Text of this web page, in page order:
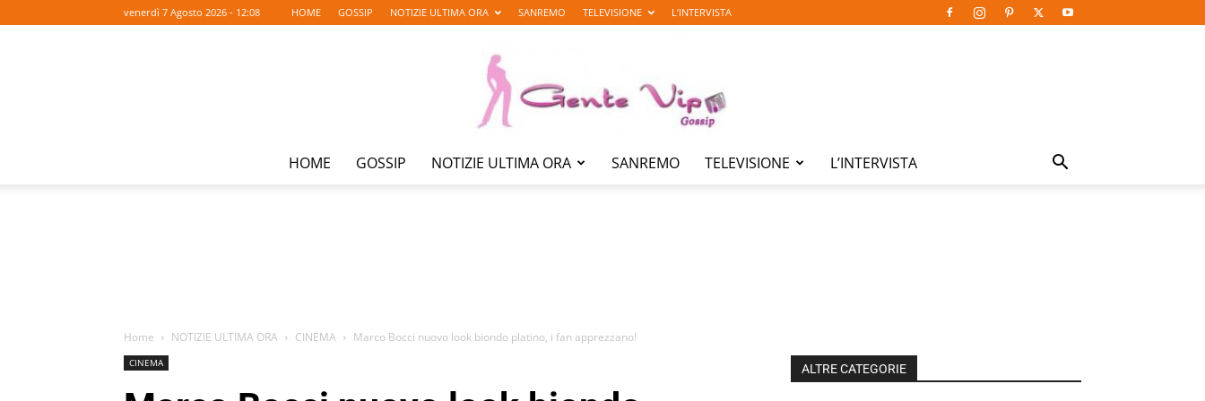
venerdì 7 Agosto 2026 - 12:08 HOME GOSSIP NOTIZIE ULTIMA ORA SANREMO TELEVISIONE L’INTERVISTA
HOME GOSSIP NOTIZIE ULTIMA ORA SANREMO TELEVISIONE L’INTERVISTA
Home NOTIZIE ULTIMA ORA CINEMA Marco Bocci nuovo look biondo platino, i fan apprezzano!
CINEMA ALTRE CATEGORIE